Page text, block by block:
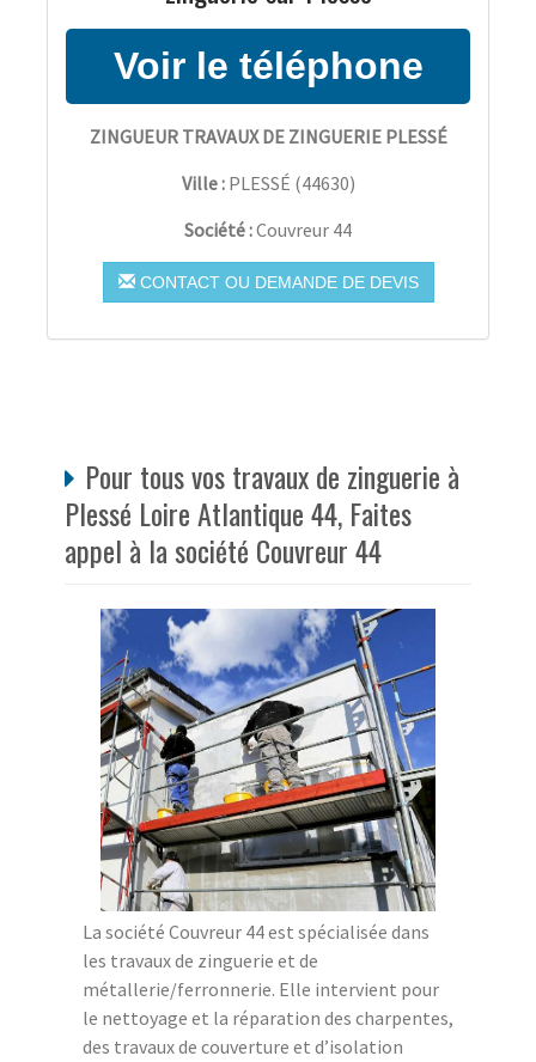
ZINGUEUR TRAVAUX DE ZINGUERIE PLESSÉ
Ville : PLESSÉ (44630)
Société :Couvreur 44
CONTACT OU DEMANDE DE DEVIS
Pour tous vos travaux de zinguerie à
Plessé Loire Atlantique 44, Faites
appel à la société Couvreur 44
La société Couvreur 44 est spécialisée dans
les travaux de zinguerie et de
métallerie/ferronnerie. Elle intervient pour
le nettoyage et la réparation des charpentes,
des travaux de couverture et d’isolation